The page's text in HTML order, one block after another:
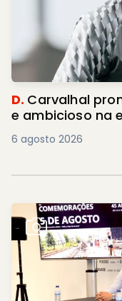
D. Carvalhal
e ambicioso na
6 agosto 2026